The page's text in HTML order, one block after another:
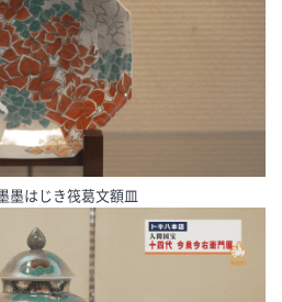
はじき筏葛文額皿